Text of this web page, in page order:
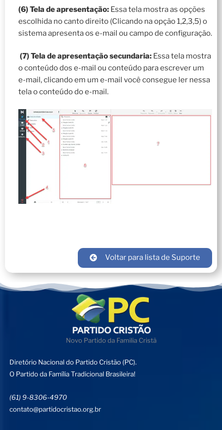
(6) Tela de apresentação: Essa tela mostra as opções
escolhida no canto direito (Clicando na opção 1,2,3,5) o
sistema apresenta os e-mail ou campo de configuração.
(7) Tela de apresentação secundaria: Essa tela mostra
o conteúdo dos e-mail ou conteúdo para escrever um
e-mail, clicando em um e-mail você consegue ler nessa
tela o conteúdo do e-mail.
Voltar para lista de Suporte
Novo Partido da Familia Cristã
Diretório Nacional do Partido Cristão (PC).
O Partido da Família Tradicional Brasileira!
(61) 9-8306-4970
contato@partidocristao.org.br